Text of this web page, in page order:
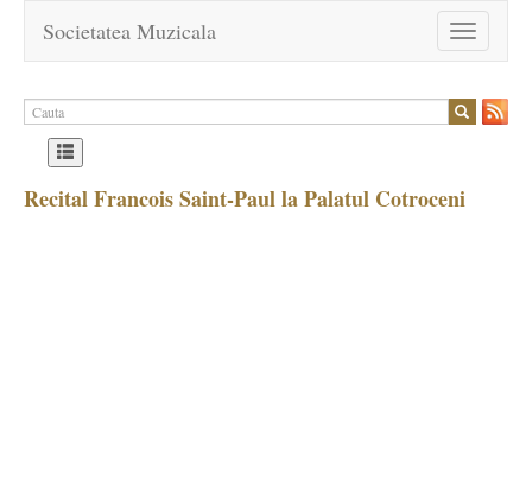
Toggle
navigation
Societatea Muzicala
Recital Francois Saint-Paul la Palatul Cotroceni